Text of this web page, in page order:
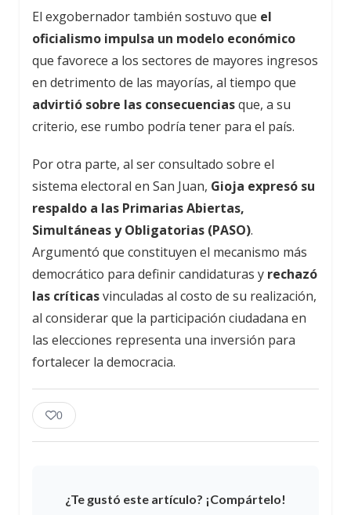
El exgobernador también sostuvo que el
oficialismo impulsa un modelo económico
que favorece a los sectores de mayores ingresos
en detrimento de las mayorías, al tiempo que
advirtió sobre las consecuenciasque, a su
criterio, ese rumbo podría tener para el país.
Por otra parte, al ser consultado sobre el
sistema electoral en San Juan, Gioja expresó su
respaldo a las Primarias Abiertas,
Simultáneas y Obligatorias (PASO).
Argumentó que constituyen el mecanismo más
democrático para definir candidaturas y rechazó
las críticasvinculadas al costo de su realización,
al considerar que la participación ciudadana en
las elecciones representa una inversión para
fortalecer la democracia.
0
¿Te gustó este artículo? ¡Compártelo!